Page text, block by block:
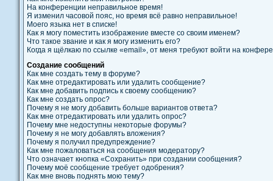
На конференции неправильное время!
Я изменил часовой пояс, но время всё равно неправильное!
Моего языка нет в списке!
Как я могу поместить изображение вместе со своим именем?
Что такое звание и как я могу изменить его?
Когда я щёлкаю по ссылке «email», от меня требуют войти на
Создание сообщений
Как мне создать тему в форуме?
Как мне отредактировать или удалить сообщение?
Как мне добавить подпись к своему сообщению?
Как мне создать опрос?
Почему я не могу добавить больше вариантов ответа?
Как мне отредактировать или удалить опрос?
Почему мне недоступны некоторые форумы?
Почему я не могу добавлять вложения?
Почему я получил предупреждение?
Как мне пожаловаться на сообщения модератору?
Что означает кнопка «Сохранить» при создании сообщения?
Почему моё сообщение требует одобрения?
Как мне вновь поднять мою тему?